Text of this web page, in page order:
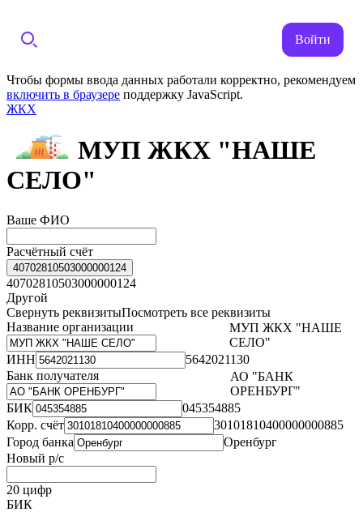
Войти
Чтобы формы ввода данных работали корректно, рекомендуем
включить в браузере поддержку JavaScript.
ЖКХ
МУП ЖКХ "НАШЕ
СЕЛО"
Ваше ФИО
Расчётный счёт
40702810503000000124
40702810503000000124
Другой
Свернуть реквизитыПосмотреть все реквизиты
Название организации
МУП ЖКХ "НАШЕ
СЕЛО"
ИНН
5642021130
Банк получателя
АО "БАНК
ОРЕНБУРГ"
БИК
045354885
Корр. счёт
30101810400000000885
Город банка
Оренбург
Новый р/с
20 цифр
БИК